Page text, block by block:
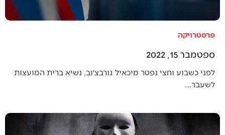
פרסטרויקה
ספטמבר 15, 2022
לפני כשבוע וחצי נפטר מיכאיל גורבצ׳וב, נשיא ברית המועצות
לשעבר.…